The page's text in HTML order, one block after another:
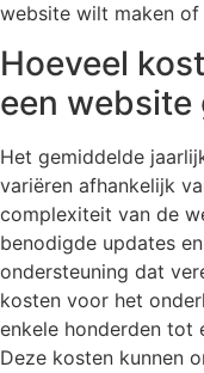
website wilt maken
Hoeveel
een website
Het gemiddelde
variëren afhankelijk
complexiteit van de
benodigde updates
ondersteuning dat
kosten voor het
enkele honderden tot
Deze kosten kunnen